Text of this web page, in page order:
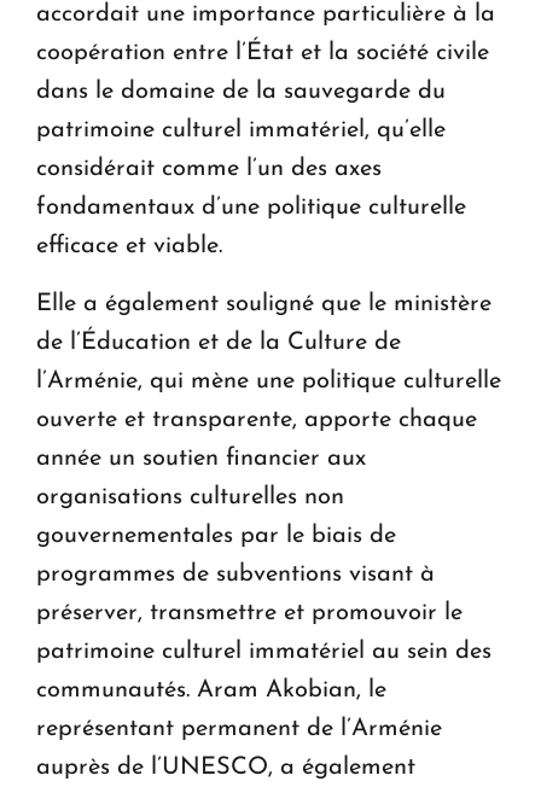
accordait une importance particulière à la
coopération entre l’État et la société civile
dans le domaine de la sauvegarde du
patrimoine culturel immatériel, qu’elle
considérait comme l’un des axes
fondamentaux d’une politique culturelle
efficace et viable.
Elle a également souligné que le ministère
de l’Éducation et de la Culture de
l’Arménie, qui mène une politique culturelle
ouverte et transparente, apporte chaque
année un soutien financier aux
organisations culturelles non
gouvernementales par le biais de
programmes de subventions visant à
préserver, transmettre et promouvoir le
patrimoine culturel immatériel au sein des
communautés. Aram Akobian, le
représentant permanent de l’Arménie
auprès de l’UNESCO, a également